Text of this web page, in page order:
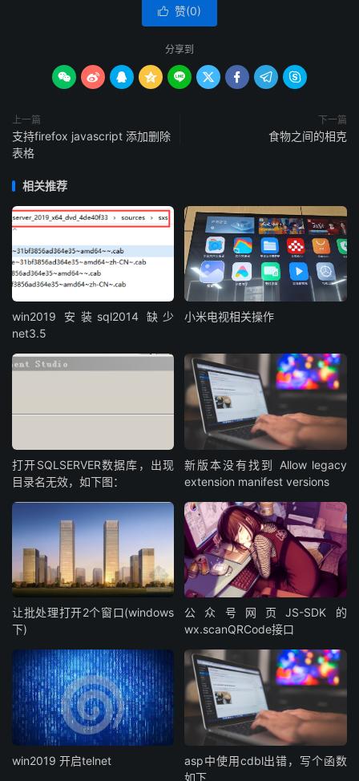
 赞(0)
分享到
        
上一篇
支持firefox javascript 添加删除
表格
下一篇
食物之间的相克
相关推荐
win2019 安装sql2014 缺少
net3.5
小米电视相关操作
打开SQLSERVER数据库，出现
目录名无效，如下图：
新版本没有找到 Allow legacy
extension manifest versions
让批处理打开2个窗口(windows
下)
公众号网页JS-SDK的
wx.scanQRCode接口
win2019 开启telnet
asp中使用cdbl出错，写个函数
如下